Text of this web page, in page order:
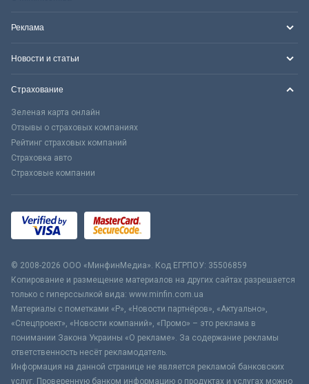
Реклама
Новости и статьи
Страхование
Зеленая карта онлайн
Отзывы о страховых компаниях
Рейтинг страховых компаний
Страховка авто
Страховые компании
© 2008-2026 ООО «МинфинМедиа». Код ЕГРПОУ: 35506859
Копирование и размещение материалов на других сайтах разрешается
только с гиперссылкой вида: www.minfin.com.ua
Материалы с пометками «Р», «Новости партнёров», «Актуально»,
«Спецпроект», «Новости компаний», «Промо» – это реклама в
понимании Закона Украины «О рекламе». За содержание рекламы
ответственность несёт рекламодатель.
Информация на данной странице не является рекламой банковских
услуг. Проверенную банком информацию о продуктах и услугах можно